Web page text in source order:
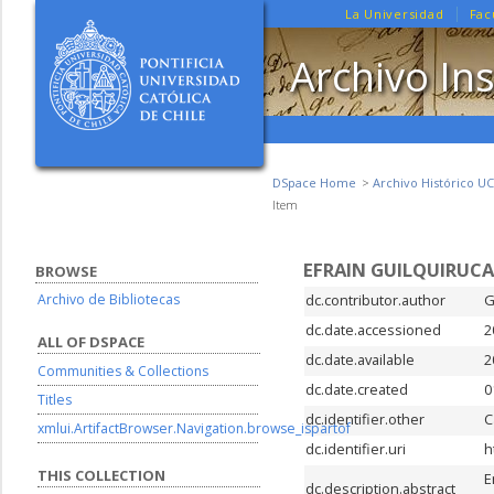
La Universidad
Archivo
DSpace Home
Archivo Histórico UC
Item
EFRAIN
dc.contributor.author
dc.date.accessioned
dc.date.available
dc.date.created
dc.identifier.other
dc.identifier.uri
dc.description.abstract
BROWSE
Archivo de Bibliotecas
ALL OF DSPACE
Communities & Collections
Titles
xmlui.ArtifactBrowser.Navigation.browse_ispartof
THIS COLLECTION